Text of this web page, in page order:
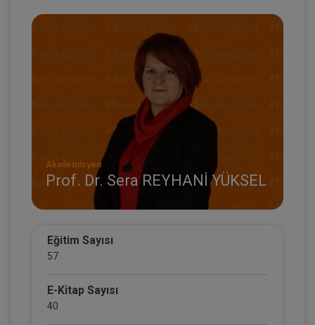
Akademisyen
Prof. Dr. Sera REYHANİ YÜKSEL
Eğitim Sayısı
57
E-Kitap Sayısı
40